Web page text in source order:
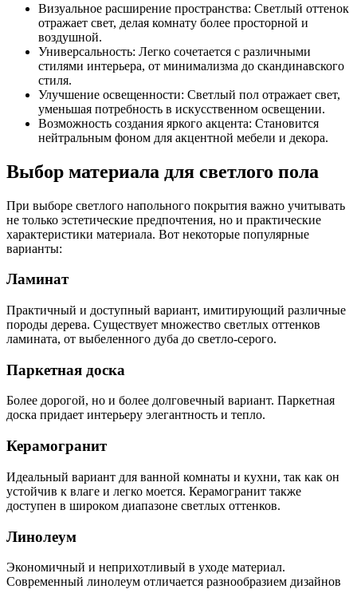
Визуальное расширение пространства: Светлый оттенок
отражает свет, делая комнату более просторной и
воздушной.
Универсальность: Легко сочетается с различными
стилями интерьера, от минимализма до скандинавского
стиля.
Улучшение освещенности: Светлый пол отражает свет,
уменьшая потребность в искусственном освещении.
Возможность создания яркого акцента: Становится
нейтральным фоном для акцентной мебели и декора.
Выбор материала для светлого пола
При выборе светлого напольного покрытия важно учитывать
не только эстетические предпочтения, но и практические
характеристики материала. Вот некоторые популярные
варианты:
Ламинат
Практичный и доступный вариант, имитирующий различные
породы дерева. Существует множество светлых оттенков
ламината, от выбеленного дуба до светло-серого.
Паркетная доска
Более дорогой, но и более долговечный вариант. Паркетная
доска придает интерьеру элегантность и тепло.
Керамогранит
Идеальный вариант для ванной комнаты и кухни, так как он
устойчив к влаге и легко моется. Керамогранит также
доступен в широком диапазоне светлых оттенков.
Линолеум
Экономичный и неприхотливый в уходе материал.
Современный линолеум отличается разнообразием дизайнов